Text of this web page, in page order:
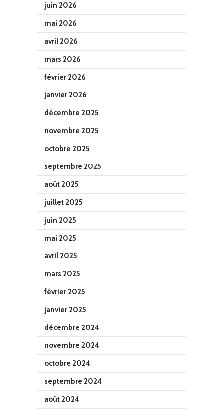
juin 2026
mai 2026
avril 2026
mars 2026
février 2026
janvier 2026
décembre 2025
novembre 2025
octobre 2025
septembre 2025
août 2025
juillet 2025
juin 2025
mai 2025
avril 2025
mars 2025
février 2025
janvier 2025
décembre 2024
novembre 2024
octobre 2024
septembre 2024
août 2024